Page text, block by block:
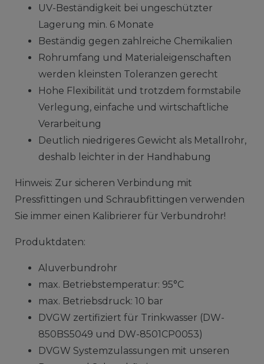
UV-Beständigkeit bei ungeschützter
Lagerung min. 6 Monate
Beständig gegen zahlreiche Chemikalien
Rohrumfang und Materialeigenschaften
werden kleinsten Toleranzen gerecht
Hohe Flexibilität und trotzdem formstabile
Verlegung, einfache und wirtschaftliche
Verarbeitung
Deutlich niedrigeres Gewicht als Metallrohr,
deshalb leichter in der Handhabung
Hinweis: Zur sicheren Verbindung mit
Pressfittingen und Schraubfittingen verwenden
Sie immer einen Kalibrierer für Verbundrohr!
Produktdaten:
Aluverbundrohr
max. Betriebstemperatur: 95°C
max. Betriebsdruck: 10 bar
DVGW zertifiziert für Trinkwasser (DW-
850BS5049 und DW-8501CP0053)
DVGW Systemzulassungen mit unseren